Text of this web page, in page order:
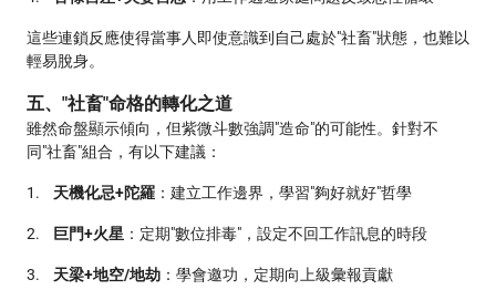
這些連鎖反應使得當事人即使意識到自己處於"社畜"狀態，也難以
輕易脫身。
五、"社畜"命格的轉化之道
雖然命盤顯示傾向，但紫微斗數強調"造命"的可能性。針對不
同"社畜"組合，有以下建議：
1. 天機化忌+陀羅 ：建立工作邊界，學習"夠好就好"哲學
2. 巨門+火星 ：定期"數位排毒"，設定不回工作訊息的時段
3. 天梁+地空/地劫 ：學會邀功，定期向上級彙報貢獻